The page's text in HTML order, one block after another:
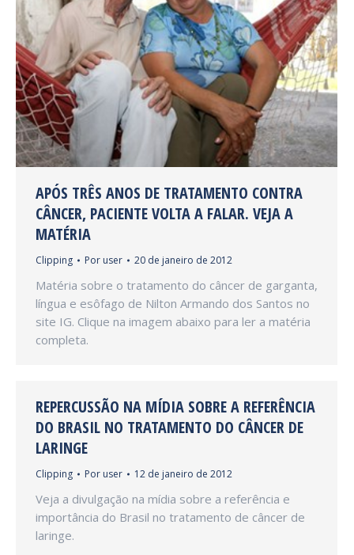
APÓS TRÊS ANOS DE TRATAMENTO CONTRA
CÂNCER, PACIENTE VOLTA A FALAR. VEJA A
MATÉRIA
Clipping Por user 20 de janeiro de 2012
Matéria sobre o tratamento do câncer de garganta,
língua e esôfago de Nilton Armando dos Santos no
site IG. Clique na imagem abaixo para ler a matéria
completa.
REPERCUSSÃO NA MÍDIA SOBRE A REFERÊNCIA
DO BRASIL NO TRATAMENTO DO CÂNCER DE
LARINGE
Clipping Por user 12 de janeiro de 2012
Veja a divulgação na mídia sobre a referência e
importância do Brasil no tratamento de câncer de
laringe.